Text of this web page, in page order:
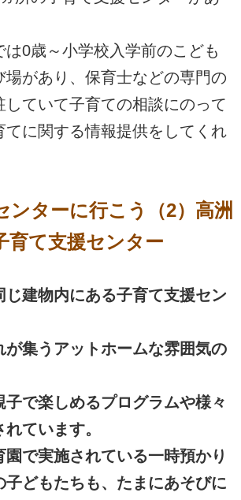
は0歳～小学校入学前のこども
場があり、保育士などの専門の
していて子育ての相談にのって
てに関する情報提供をしてくれ
ンターに行こう（2）高洲
育て支援センター
じ建物内にある子育て支援セン
が集うアットホームな雰囲気の
子で楽しめるプログラムや様々
ています。
園で実施されている一時預かり
子どもたちも、たまにあそびに